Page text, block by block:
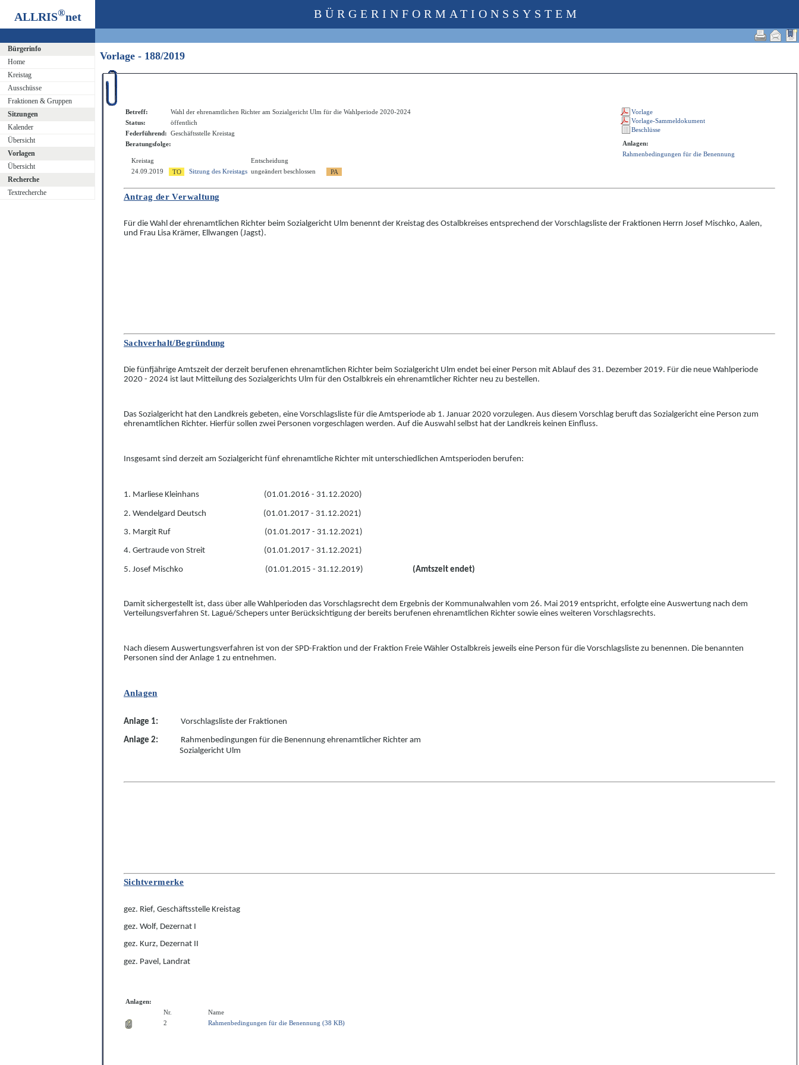
ALLRIS®net
Bürgerinfo
Home
Kreistag
Ausschüsse
Fraktionen & Gruppen
Sitzungen
Kalender
Übersicht
Vorlagen
Übersicht
Recherche
Textrecherche
BÜRGERINFORMATIONSSYSTEM
Vorlage - 188/2019
Betreff:
Wahl der ehrenamtlichen Richter am Sozialgericht Ulm für die Wahlperiode 2020-2024
Status:
öffentlich
Federführend: Geschäftsstelle Kreistag
Beratungsfolge:
Kreistag
Entscheidung
24.09.2019
Sitzung des Kreistags ungeändert beschlossen
Anlagen:
Rahmenbedingungen für die Benennung
Antrag der Verwaltung
Für die Wahl der ehrenamtlichen Richter beim Sozialgericht Ulm benennt der Kreistag des Ostalbkreises entsprechend der Vorschlagsliste der Fraktionen Herrn Josef Mischko, Aalen,
und Frau Lisa Krämer, Ellwangen (Jagst).
Sachverhalt/Begründung
Die fünfjährige Amtszeit der derzeit berufenen ehrenamtlichen Richter beim Sozialgericht Ulm endet bei einer Person mit Ablauf des 31. Dezember 2019. Für die neue Wahlperiode
2020 - 2024 ist laut Mitteilung des Sozialgerichts Ulm für den Ostalbkreis ein ehrenamtlicher Richter neu zu bestellen.
Das Sozialgericht hat den Landkreis gebeten, eine Vorschlagsliste für die Amtsperiode ab 1. Januar 2020 vorzulegen. Aus diesem Vorschlag beruft das Sozialgericht eine Person zum
ehrenamtlichen Richter. Hierfür sollen zwei Personen vorgeschlagen werden. Auf die Auswahl selbst hat der Landkreis keinen Einfluss.
Insgesamt sind derzeit am Sozialgericht fünf ehrenamtliche Richter mit unterschiedlichen Amtsperioden berufen:
1. Marliese Kleinhans (01.01.2016 - 31.12.2020)
2. Wendelgard Deutsch (01.01.2017 - 31.12.2021)
3. Margit Ruf (01.01.2017 - 31.12.2021)
4. Gertraude von Streit (01.01.2017 - 31.12.2021)
5. Josef Mischko (01.01.2015 - 31.12.2019) (Amtszeit endet)
Damit sichergestellt ist, dass über alle Wahlperioden das Vorschlagsrecht dem Ergebnis der Kommunalwahlen vom 26. Mai 2019 entspricht, erfolgte eine Auswertung nach dem
Verteilungsverfahren St. Lagué/Schepers unter Berücksichtigung der bereits berufenen ehrenamtlichen Richter sowie eines weiteren Vorschlagsrechts.
Nach diesem Auswertungsverfahren ist von der SPD-Fraktion und der Fraktion Freie Wähler Ostalbkreis jeweils eine Person für die Vorschlagsliste zu benennen. Die benannten
Personen sind der Anlage 1 zu entnehmen.
Anlagen
Anlage 1: Vorschlagsliste der Fraktionen
Anlage 2: Rahmenbedingungen für die Benennung ehrenamtlicher Richter am
Sozialgericht Ulm
Sichtvermerke
gez. Rief, Geschäftsstelle Kreistag
gez. Wolf, Dezernat I
gez. Kurz, Dezernat II
gez. Pavel, Landrat
Anlagen:
Nr.
Name
2
Rahmenbedingungen für die Benennung (38 KB)